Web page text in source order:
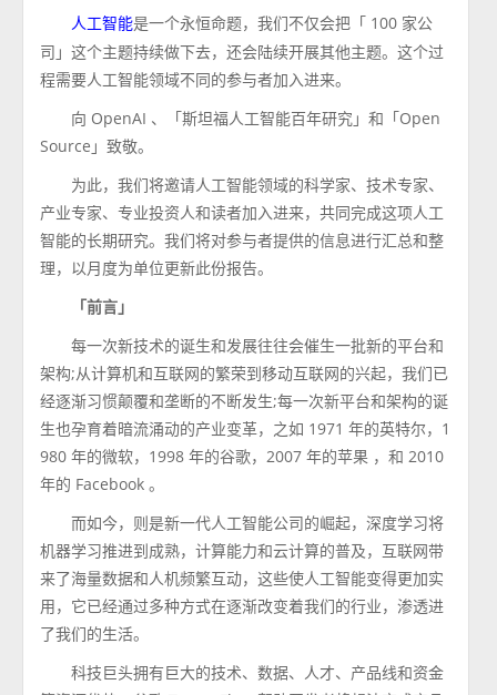
人工智能是一个永恒命题，我们不仅会把「 100 家公
司」这个主题持续做下去，还会陆续开展其他主题。这个过
程需要人工智能领域不同的参与者加入进来。
向 OpenAI 、「斯坦福人工智能百年研究」和「Open
Source」致敬。
为此，我们将邀请人工智能领域的科学家、技术专家、
产业专家、专业投资人和读者加入进来，共同完成这项人工
智能的长期研究。我们将对参与者提供的信息进行汇总和整
理，以月度为单位更新此份报告。
「前言」
每一次新技术的诞生和发展往往会催生一批新的平台和
架构;从计算机和互联网的繁荣到移动互联网的兴起，我们已
经逐渐习惯颠覆和垄断的不断发生;每一次新平台和架构的诞
生也孕育着暗流涌动的产业变革，之如 1971 年的英特尔，1
980 年的微软，1998 年的谷歌，2007 年的苹果 ，和 2010
年的 Facebook 。
而如今，则是新一代人工智能公司的崛起，深度学习将
机器学习推进到成熟，计算能力和云计算的普及，互联网带
来了海量数据和人机频繁互动，这些使人工智能变得更加实
用，它已经通过多种方式在逐渐改变着我们的行业，渗透进
了我们的生活。
科技巨头拥有巨大的技术、数据、人才、产品线和资金